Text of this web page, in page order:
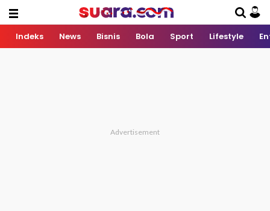
Indeks News Bisnis Bola Sport Lifestyle